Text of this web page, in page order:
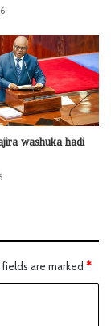
washuka hadi
are marked *